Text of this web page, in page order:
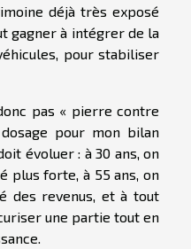
déjà très exposé
gagner à intégrer de la
pour stabiliser
pas « pierre contre
pour mon bilan
évoluer : à 30 ans, on
plus forte, à 55 ans, on
des revenus, et à tout
une partie tout en